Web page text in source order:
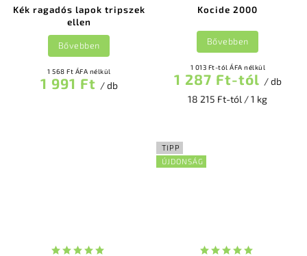
Kék ragadós lapok tripszek
ellen
1 568 Ft ÁFA nélkül
1 991 Ft / db
Bővebben
Kocide 2000
1 013 Ft-tól ÁFA nélkül
1 287 Ft-tól / db
18 215 Ft-tól / 1 kg
Bővebben
TIPP
ÚJDONSÁG